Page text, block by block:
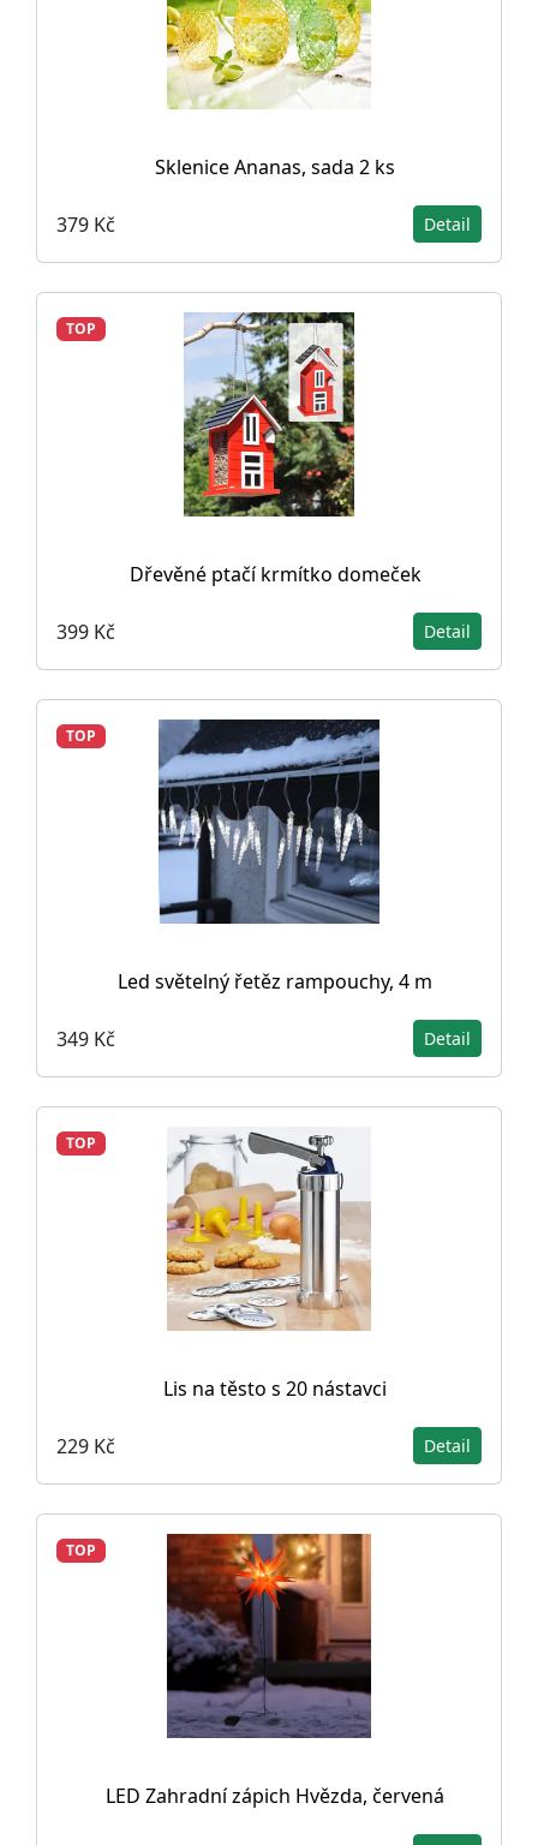
Sklenice Ananas, sada 2 ks
379 Kč Detail
TOP
Dřevěné ptačí krmítko domeček
399 Kč Detail
TOP
Led světelný řetěz rampouchy, 4 m
349 Kč Detail
TOP
Lis na těsto s 20 nástavci
229 Kč Detail
TOP
LED Zahradní zápich Hvězda, červená